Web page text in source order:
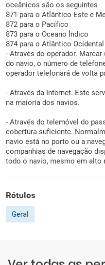
oceânicos são os seguintes
871 para o Atlântico Este e
872 para o Pacífico
873 para o Oceano Índico
874 para o Atlântico
- Através do operador.
do navio, o número de
operador telefonará de volta
- Através da Internet. Este
na maioria dos navios.
- Através do telemóvel do
cobertura suficiente.
navio está no porto ou a
companhias de navegação
todo o navio, mesmo em alto
Rótulos
Geral